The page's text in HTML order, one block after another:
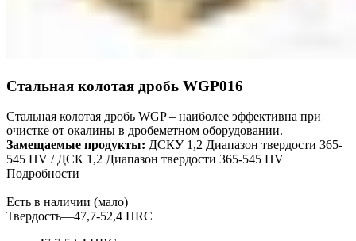
Стальная колотая дробь WGP016
Стальная колотая дробь WGP – наиболее эффективна при
очистке от окалины в дробеметном оборудовании.
Замещаемые продукты: ДСКУ 1,2 Диапазон твердости 365-
545 HV / ДСК 1,2 Диапазон твердости 365-545 HV
Подробности
Есть в наличии (мало)
Твердость—47,7-52,4 HRC